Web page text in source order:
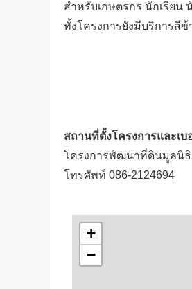
สำหรับเกษตรกร นักเรียน
ทั้งโครงการยังมีบริการสี
สถานที่ตั้งโครงการและเ
โครงการพัฒนาที่ดินมูลนิธิ
โทรศัพท์ 086-2124694
+
−